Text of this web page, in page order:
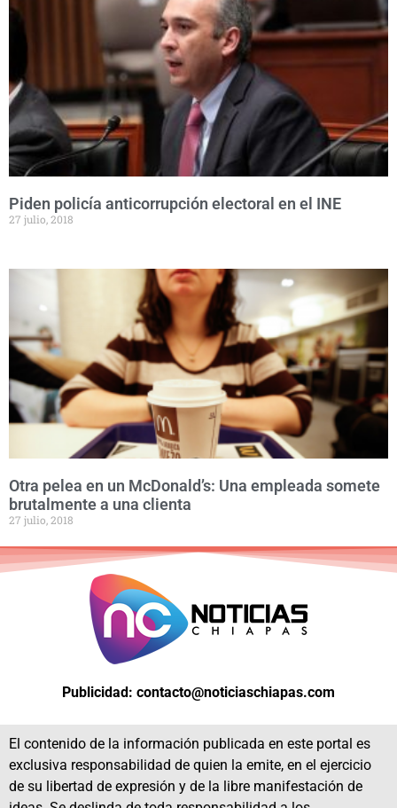
Piden policía anticorrupción electoral en el INE
27 julio, 2018
Otra pelea en un McDonald’s: Una empleada somete
brutalmente a una clienta
27 julio, 2018
Publicidad: contacto@noticiaschiapas.com
El contenido de la información publicada en este portal es
exclusiva responsabilidad de quien la emite, en el ejercicio
de su libertad de expresión y de la libre manifestación de